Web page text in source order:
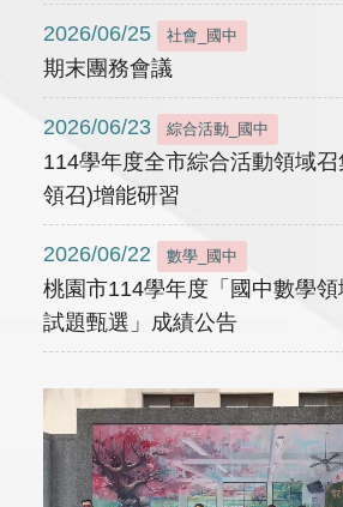
2026/06/25 社會_國中
期末團務會議
2026/06/23 綜合活動_國中
114學年度全市綜合活動領域
領召)增能研習
2026/06/22 數學_國中
桃園市114學年度「國中數學
試題甄選」成績公告